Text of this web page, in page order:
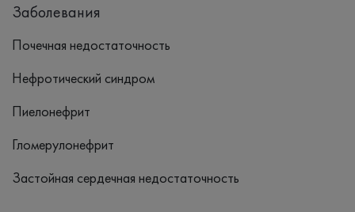
Заболевания
Почечная недостаточность
Нефротический синдром
Пиелонефрит
Гломерулонефрит
Застойная сердечная недостаточность